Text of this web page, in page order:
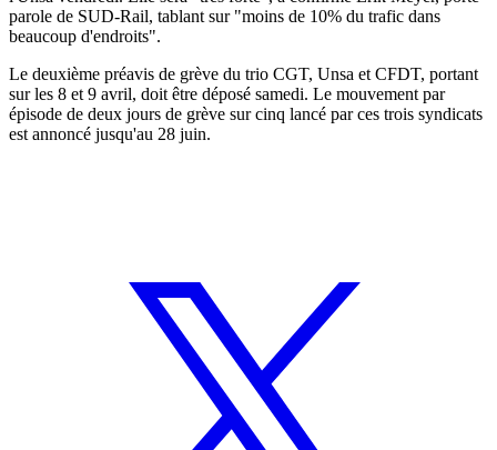
parole de SUD-Rail, tablant sur "moins de 10% du trafic dans
beaucoup d'endroits".
Le deuxième préavis de grève du trio CGT, Unsa et CFDT, portant
sur les 8 et 9 avril, doit être déposé samedi. Le mouvement par
épisode de deux jours de grève sur cinq lancé par ces trois syndicats
est annoncé jusqu'au 28 juin.